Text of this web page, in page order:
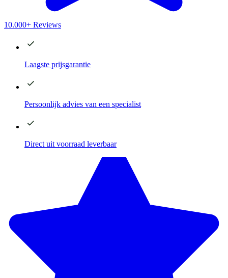
10.000+ Reviews
Laagste prijsgarantie
Persoonlijk advies van een specialist
Direct uit voorraad leverbaar